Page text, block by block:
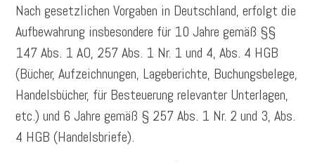
Nach gesetzlichen Vorgaben in Deutschland, erfolgt die
Aufbewahrung insbesondere für 10 Jahre gemäß §§
147 Abs. 1 AO, 257 Abs. 1 Nr. 1 und 4, Abs. 4 HGB
(Bücher, Aufzeichnungen, Lageberichte, Buchungsbelege,
Handelsbücher, für Besteuerung relevanter Unterlagen,
etc.) und 6 Jahre gemäß § 257 Abs. 1 Nr. 2 und 3, Abs.
4 HGB (Handelsbriefe).